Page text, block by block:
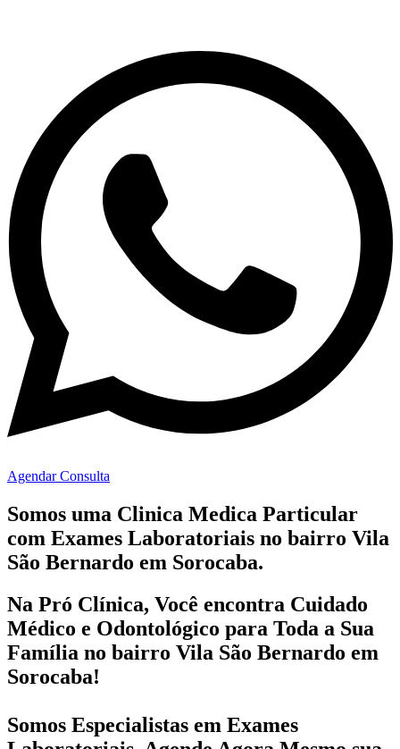
Agendar Consulta
Somos uma Clinica Medica Particular
com Exames Laboratoriais no bairro Vila
São Bernardo em Sorocaba.
Na Pró Clínica, Você encontra Cuidado
Médico e Odontológico para Toda a Sua
Família no bairro Vila São Bernardo em
Sorocaba!
Somos Especialistas em Exames